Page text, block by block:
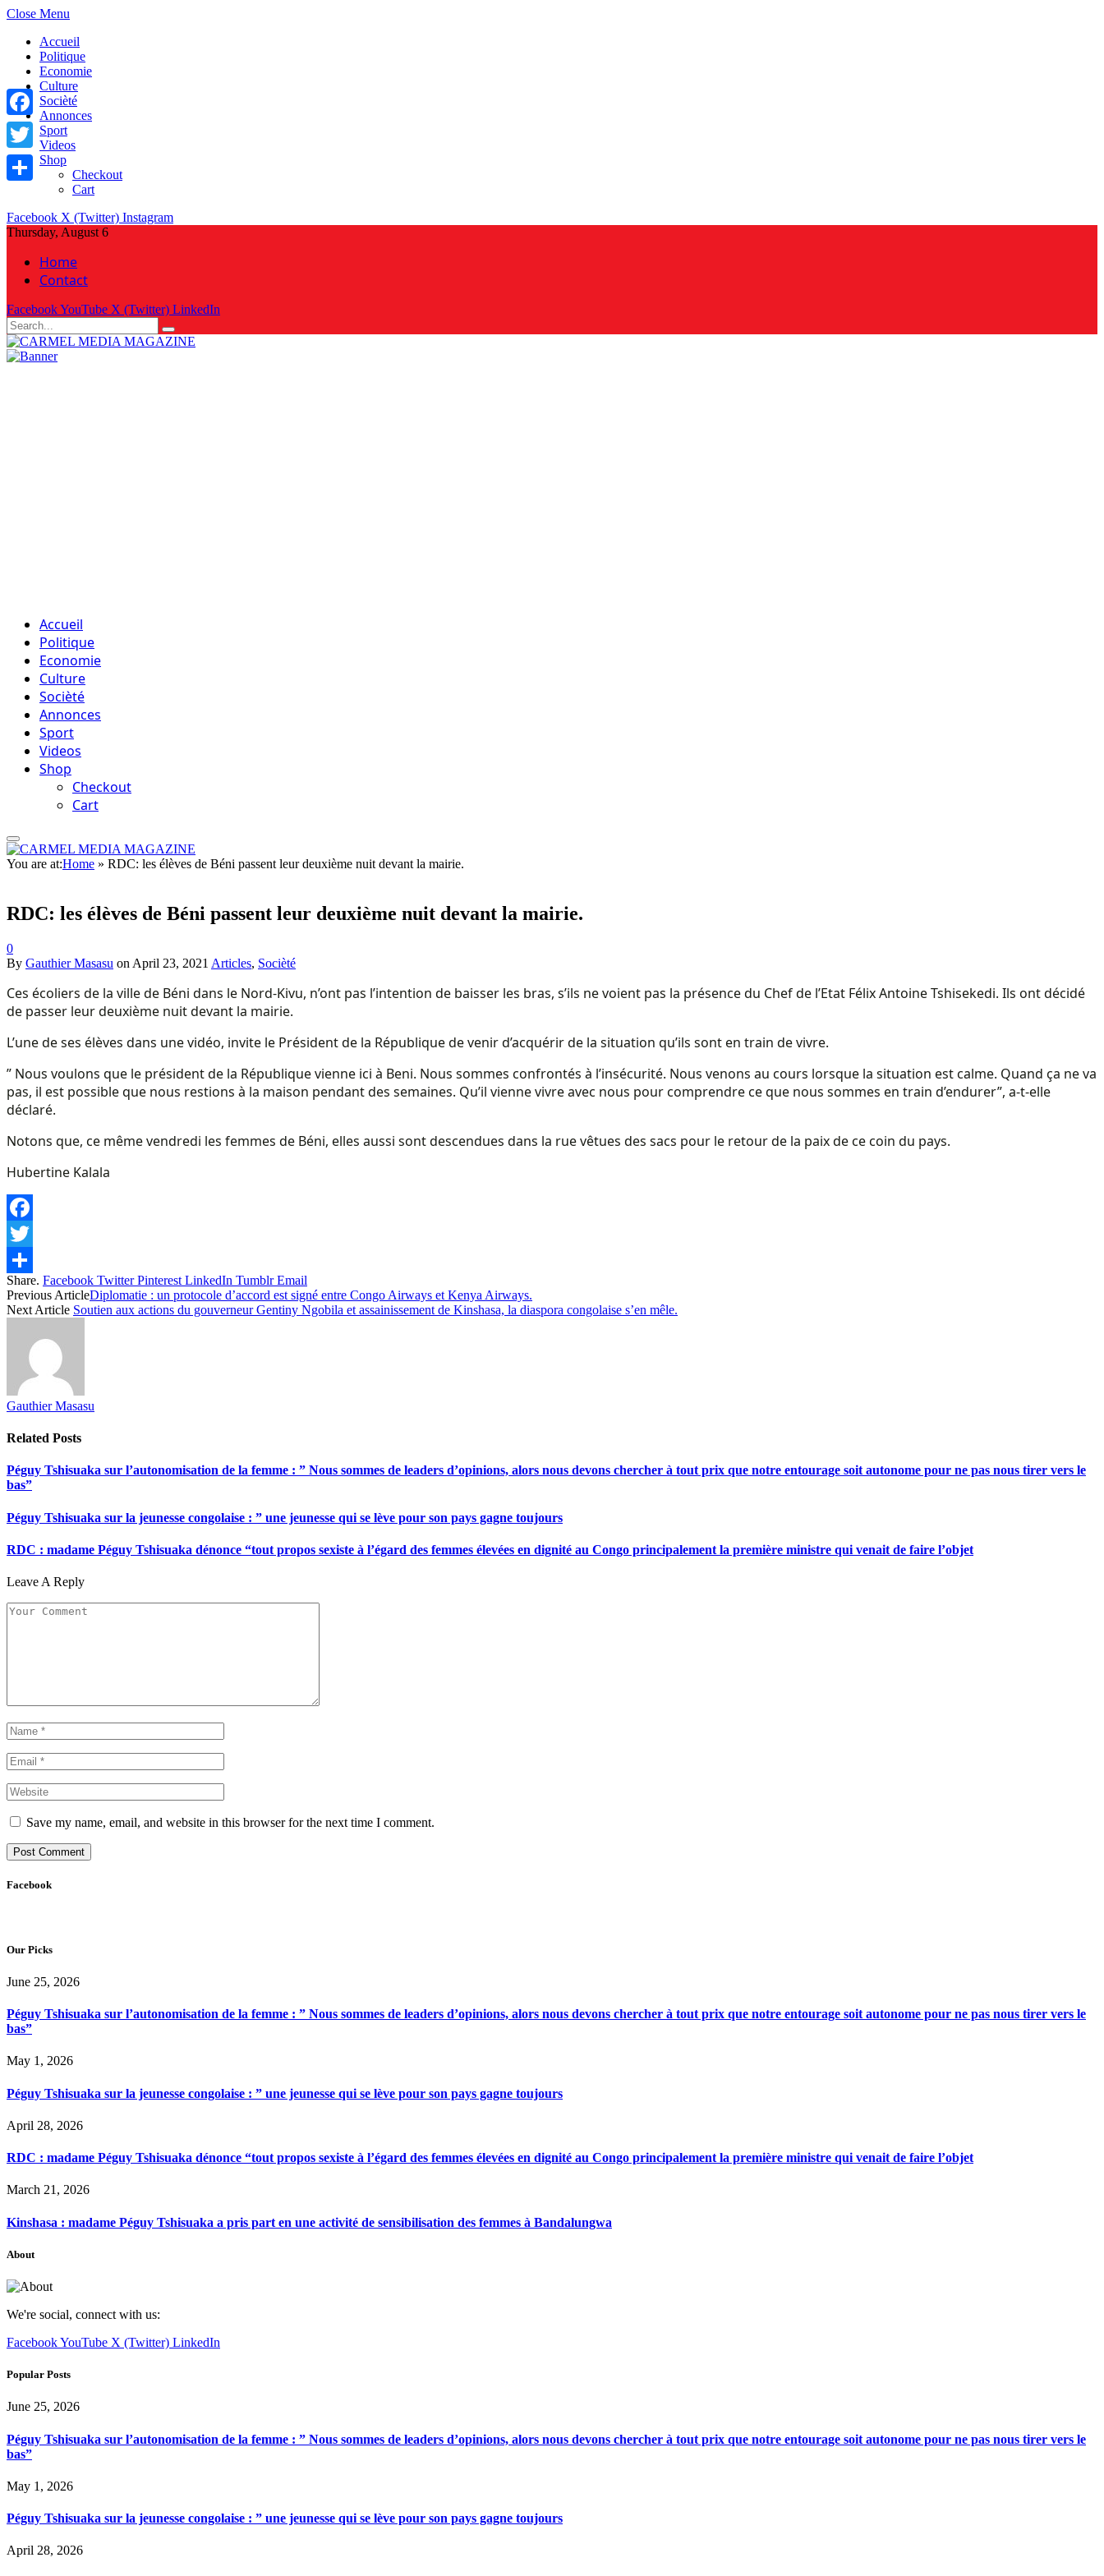
Close Menu
Accueil
Politique
Economie
Culture
Socièté
Annonces
Sport
Videos
Shop
Checkout
Cart
Facebook X (Twitter) Instagram
Thursday, August 6
Home
Contact
FacebookYouTube X (Twitter) LinkedIn
Accueil
Politique
Economie
Culture
Socièté
Annonces
Sport
Videos
Shop
Checkout
Cart
You are at:Home » RDC: les élèves de Béni passent leur deuxième nuit devant la mairie.
RDC: les élèves de Béni passent leur deuxième nuit devant la mairie.
0
By Gauthier Masasu on April 23, 2021 Articles, Socièté
Ces écoliers de la ville de Béni dans le Nord-Kivu, n’ont pas l’intention de baisser les bras, s’ils ne voient pas la présence du Chef de l’Etat Félix Antoine Tshisekedi. Ils ont décidé
de passer leur deuxième nuit devant la mairie.
L’une de ses élèves dans une vidéo, invite le Président de la République de venir d’acquérir de la situation qu’ils sont en train de vivre.
” Nous voulons que le président de la République vienne ici à Beni. Nous sommes confrontés à l’insécurité. Nous venons au cours lorsque la situation est calme. Quand ça ne va
pas, il est possible que nous restions à la maison pendant des semaines. Qu’il vienne vivre avec nous pour comprendre ce que nous sommes en train d’endurer”, a-t-elle
déclaré.
Notons que, ce même vendredi les femmes de Béni, elles aussi sont descendues dans la rue vêtues des sacs pour le retour de la paix de ce coin du pays.
Hubertine Kalala
Facebook
Twitter
Share
Share. Facebook Twitter Pinterest LinkedIn Tumblr Email
Previous ArticleDiplomatie : un protocole d’accord est signé entre Congo Airways et Kenya Airways.
Next Article Soutien aux actions du gouverneur Gentiny Ngobila et assainissement de Kinshasa, la diaspora congolaise s’en mêle.
Gauthier Masasu
Related Posts
Péguy Tshisuaka sur l’autonomisation de la femme : ” Nous sommes de leaders d’opinions, alors nous devons chercher à tout prix que notre entourage soit autonome pour ne pas nous tirer vers le
bas”
Péguy Tshisuaka sur la jeunesse congolaise : ” une jeunesse qui se lève pour son pays gagne toujours
RDC : madame Péguy Tshisuaka dénonce “tout propos sexiste à l’égard des femmes élevées en dignité au Congo principalement la première ministre qui venait de faire l’objet
Leave A Reply
Save my name, email, and website in this browser for the next time I comment.
Facebook
Our Picks
June 25, 2026
Péguy Tshisuaka sur l’autonomisation de la femme : ” Nous sommes de leaders d’opinions, alors nous devons chercher à tout prix que notre entourage soit autonome pour ne pas nous tirer vers le
bas”
May 1, 2026
Péguy Tshisuaka sur la jeunesse congolaise : ” une jeunesse qui se lève pour son pays gagne toujours
April 28, 2026
RDC : madame Péguy Tshisuaka dénonce “tout propos sexiste à l’égard des femmes élevées en dignité au Congo principalement la première ministre qui venait de faire l’objet
March 21, 2026
Kinshasa : madame Péguy Tshisuaka a pris part en une activité de sensibilisation des femmes à Bandalungwa
About
We're social, connect with us:
FacebookYouTube X (Twitter) LinkedIn
Popular Posts
June 25, 2026
Péguy Tshisuaka sur l’autonomisation de la femme : ” Nous sommes de leaders d’opinions, alors nous devons chercher à tout prix que notre entourage soit autonome pour ne pas nous tirer vers le
bas”
May 1, 2026
Péguy Tshisuaka sur la jeunesse congolaise : ” une jeunesse qui se lève pour son pays gagne toujours
April 28, 2026
Facebook
Twitter